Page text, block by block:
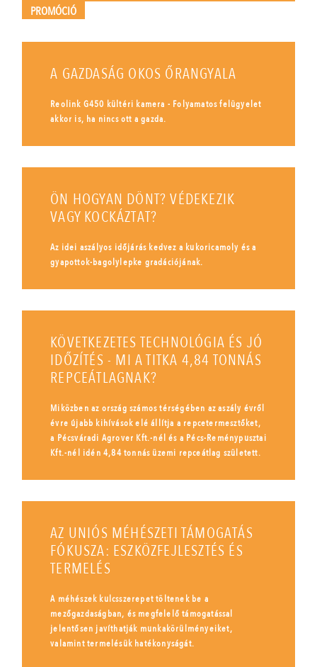
PROMÓCIÓ
A GAZDASÁG OKOS ŐRANGYALA
Reolink G450 kültéri kamera - Folyamatos felügyelet
akkor is, ha nincs ott a gazda.
ÖN HOGYAN DÖNT? VÉDEKEZIK
VAGY KOCKÁZTAT?
Az idei aszályos időjárás kedvez a kukoricamoly és a
gyapottok-bagolylepke gradációjának.
KÖVETKEZETES TECHNOLÓGIA ÉS JÓ
IDŐZÍTÉS - MI A TITKA 4,84 TONNÁS
REPCEÁTLAGNAK?
Miközben az ország számos térségében az aszály évről
évre újabb kihívások elé állítja a repcetermesztőket,
a Pécsváradi Agrover Kft.-nél és a Pécs-Reménypusztai
Kft.-nél idén 4,84 tonnás üzemi repceátlag született.
AZ UNIÓS MÉHÉSZETI TÁMOGATÁS
FÓKUSZA: ESZKÖZFEJLESZTÉS ÉS
TERMELÉS
A méhészek kulcsszerepet töltenek be a
mezőgazdaságban, és megfelelő támogatással
jelentősen javíthatják munkakörülményeiket,
valamint termelésük hatékonyságát.